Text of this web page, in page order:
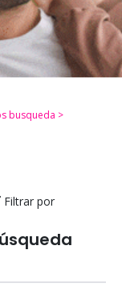
busqueda >
Filtrar por